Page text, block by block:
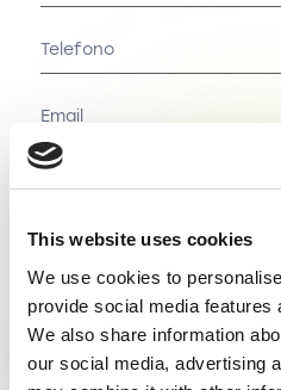
This website uses cookies
We use cookies to
provide social media features
We also share information
our social media, advertising
(UE) 2016/679 del 27 aprile 2016
personali.